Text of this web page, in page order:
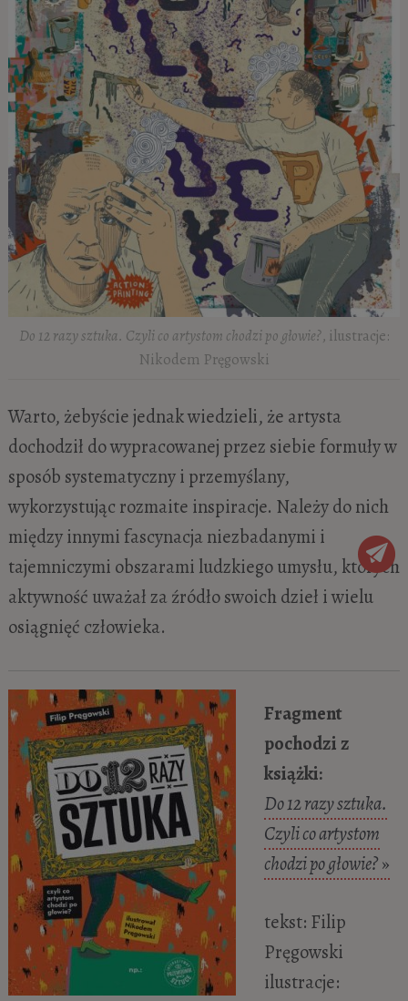
Do 12 razy sztuka. Czyli co artystom chodzi po głowie?, ilustracje:
Nikodem Pręgowski
Warto, żebyście jednak wiedzieli, że artysta
dochodził do wypracowanej przez siebie formuły w
sposób systematyczny i przemyślany,
wykorzystując rozmaite inspiracje. Należy do nich
między innymi fascynacja niezbadanymi i
tajemniczymi obszarami ludzkiego umysłu, których
aktywność uważał za źródło swoich dzieł i wielu
osiągnięć człowieka.
Fragment
pochodzi z
książki:
Do 12 razy sztuka.
Czyli co artystom
chodzi po głowie?»
tekst: Filip
Pręgowski
ilustracje: